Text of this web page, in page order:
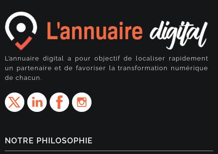
L’annuaire digital a pour objectif de localiser rapidement
un partenaire et de favoriser la transformation numérique
de chacun.
NOTRE PHILOSOPHIE